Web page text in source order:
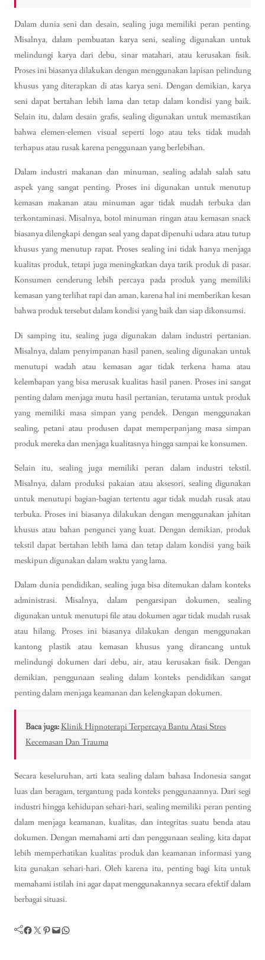
Dalam dunia seni dan desain, sealing juga memiliki peran penting.
Misalnya, dalam pembuatan karya seni, sealing digunakan untuk
melindungi karya dari debu, sinar matahari, atau kerusakan fisik.
Proses ini biasanya dilakukan dengan menggunakan lapisan pelindung
khusus yang diterapkan di atas karya seni. Dengan demikian, karya
seni dapat bertahan lebih lama dan tetap dalam kondisi yang baik.
Selain itu, dalam desain grafis, sealing digunakan untuk memastikan
bahwa elemen-elemen visual seperti logo atau teks tidak mudah
terhapus atau rusak karena penggunaan yang berlebihan.
Dalam industri makanan dan minuman, sealing adalah salah satu
aspek yang sangat penting. Proses ini digunakan untuk menutup
kemasan makanan atau minuman agar tidak mudah terbuka dan
terkontaminasi. Misalnya, botol minuman ringan atau kemasan snack
biasanya dilengkapi dengan seal yang dapat dipenuhi udara atau tutup
khusus yang menutup rapat. Proses sealing ini tidak hanya menjaga
kualitas produk, tetapi juga meningkatkan daya tarik produk di pasar.
Konsumen cenderung lebih percaya pada produk yang memiliki
kemasan yang terlihat rapi dan aman, karena hal ini memberikan kesan
bahwa produk tersebut dalam kondisi yang baik dan siap dikonsumsi.
Di samping itu, sealing juga digunakan dalam industri pertanian.
Misalnya, dalam penyimpanan hasil panen, sealing digunakan untuk
menutupi wadah atau kemasan agar tidak terkena hama atau
kelembapan yang bisa merusak kualitas hasil panen. Proses ini sangat
penting dalam menjaga mutu hasil pertanian, terutama untuk produk
yang memiliki masa simpan yang pendek. Dengan menggunakan
sealing, petani atau produsen dapat memperpanjang masa simpan
produk mereka dan menjaga kualitasnya hingga sampai ke konsumen.
Selain itu, sealing juga memiliki peran dalam industri tekstil.
Misalnya, dalam produksi pakaian atau aksesori, sealing digunakan
untuk menutupi bagian-bagian tertentu agar tidak mudah rusak atau
terbuka. Proses ini biasanya dilakukan dengan menggunakan jahitan
khusus atau bahan pengunci yang kuat. Dengan demikian, produk
tekstil dapat bertahan lebih lama dan tetap dalam kondisi yang baik
meskipun digunakan dalam waktu yang lama.
Dalam dunia pendidikan, sealing juga bisa ditemukan dalam konteks
administrasi. Misalnya, dalam pengarsipan dokumen, sealing
digunakan untuk menutupi file atau dokumen agar tidak mudah rusak
atau hilang. Proses ini biasanya dilakukan dengan menggunakan
kantong plastik atau kemasan khusus yang dirancang untuk
melindungi dokumen dari debu, air, atau kerusakan fisik. Dengan
demikian, penggunaan sealing dalam konteks pendidikan sangat
penting dalam menjaga keamanan dan kelengkapan dokumen.
Baca juga:Klinik Hipnoterapi Terpercaya Bantu Atasi Stres
Kecemasan Dan Trauma
Secara keseluruhan, arti kata sealing dalam bahasa Indonesia sangat
luas dan beragam, tergantung pada konteks penggunaannya. Dari segi
industri hingga kehidupan sehari-hari, sealing memiliki peran penting
dalam menjaga keamanan, kualitas, dan integritas suatu benda atau
dokumen. Dengan memahami arti dan penggunaan sealing, kita dapat
lebih memperhatikan kualitas produk dan keamanan informasi yang
kita gunakan sehari-hari. Oleh karena itu, penting bagi kita untuk
memahami istilah ini agar dapat menggunakannya secara efektif dalam
berbagai situasi.
Facebook Twitter Pinterest Mail WhatsApp